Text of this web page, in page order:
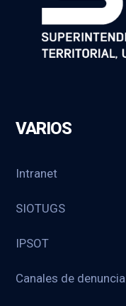
VARIOS
Intranet
SIOTUGS
IPSOT
Canales de denuncia